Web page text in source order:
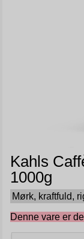
Kahls
1000g
Mørk, kraftfuld,
Denne vare er